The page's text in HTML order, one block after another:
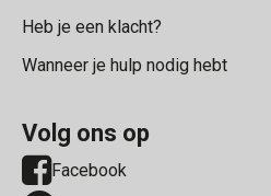
Heb je een klacht?
Wanneer je hulp nodig hebt
Volg ons op
Facebook